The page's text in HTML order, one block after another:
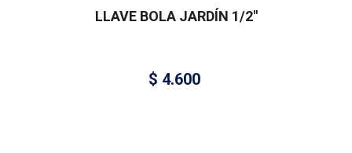
LLAVE BOLA JARDÍN 1/2″
$ 4.600